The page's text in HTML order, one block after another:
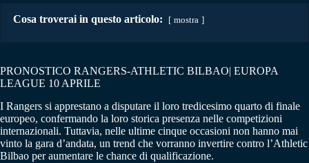
Cosa troverai in questo articolo: mostra
PRONOSTICO RANGERS-ATHLETIC BILBAO| EUROPA
LEAGUE 10 APRILE
I Rangers si apprestano a disputare il loro tredicesimo quarto di finale
europeo, confermando la loro storica presenza nelle competizioni
internazionali. Tuttavia, nelle ultime cinque occasioni non hanno mai
vinto la gara d’andata, un trend che vorranno invertire contro l’Athletic
Bilbao per aumentare le chance di qualificazione.